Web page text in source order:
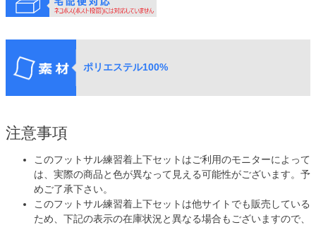
ポリエステル100%
注意事項
このフットサル練習着上下セットはご利用のモニターによって
は、実際の商品と色が異なって見える可能性がございます。予
めご了承下さい。
このフットサル練習着上下セットは他サイトでも販売している
ため、下記の表示の在庫状況と異なる場合もございますので、